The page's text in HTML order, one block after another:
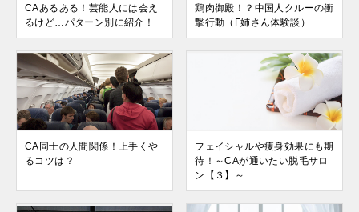
CAあるある！芸能人には会え
るけど…パターン別に紹介！
鶏肉御殿！？中国人クルーの衝
撃行動（F姉さん体験談）
CA同士の人間関係！上手くや
るコツは？
フェイシャルや痩身効果にも期
待！～CAが通いたい脱毛サロ
ン【３】～